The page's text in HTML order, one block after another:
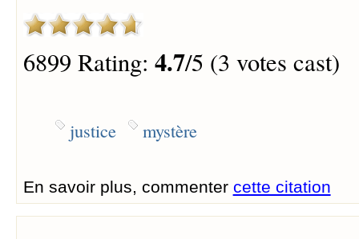
6899 Rating: 4.7/5 (3 votes cast)
justice mystère
En savoir plus, commenter cette citation